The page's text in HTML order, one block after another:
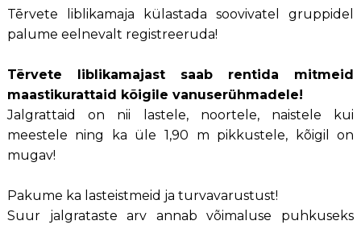
Tērvete liblikamaja külastada soovivatel gruppidel
palume eelnevalt registreeruda!
Tērvete liblikamajast saab rentida mitmeid
maastikurattaid kõigile vanuserühmadele!
Jalgrattaid on nii lastele, noortele, naistele kui
meestele ning ka üle 1,90 m pikkustele, kõigil on
mugav!
Pakume ka lasteistmeid ja turvavarustust!
Suur jalgrataste arv annab võimaluse puhkuseks